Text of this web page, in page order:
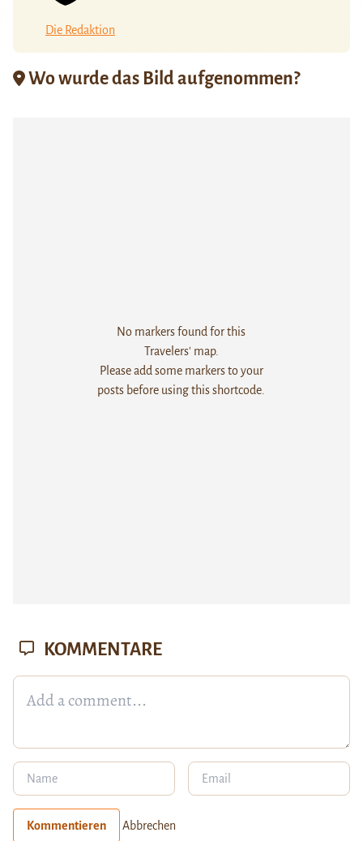
Die Redaktion
Wo wurde das Bild aufgenommen?
No markers found for this
Travelers' map.
Please add some markers to your
posts before using this shortcode.
KOMMENTARE
Kommentieren Abbrechen